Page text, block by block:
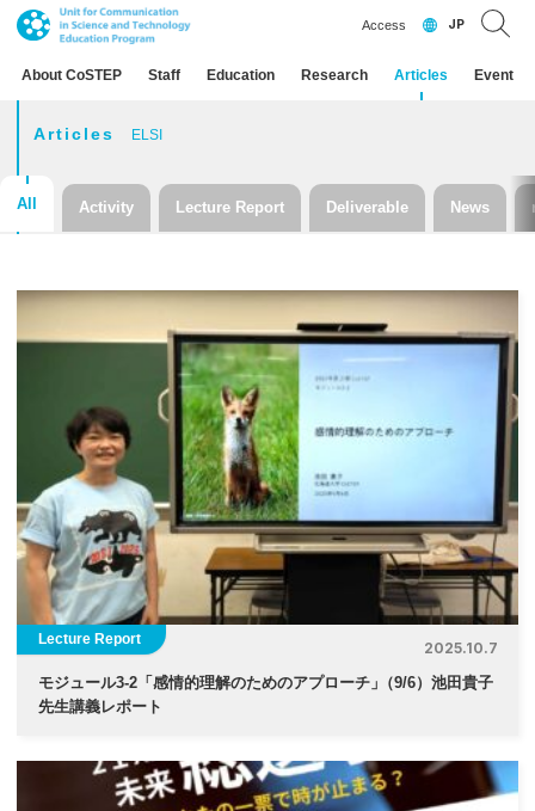
About CoSTEP Staff Education Research Articles Event
Access JP
Articles ELSI
All Activity Lecture Report Deliverable News
Lecture Report
2025.10.7
モジュール3-2「感情的理解のためのアプローチ」 （9/6）池田貴子
先生講義レポート